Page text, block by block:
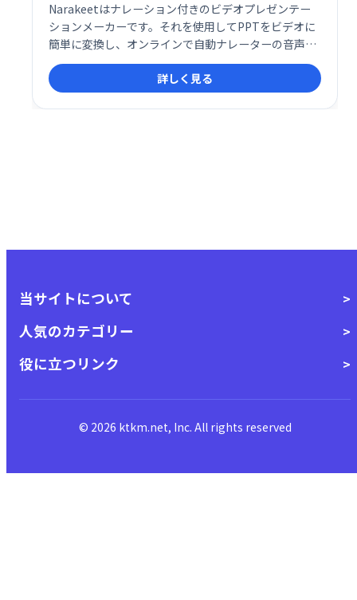
Narakeetはナレーション付きのビデオプレゼンテー
ションメーカーです。それを使用してPPTをビデオに
簡単に変換し、オンラインで自動ナレーターの音声を
使用してビデオのバックグラウンドミュージックを追
加します。
詳しく見る
当サイトについて
人気のカテゴリー
役に立つリンク
© 2026 ktkm.net, Inc. All rights reserved